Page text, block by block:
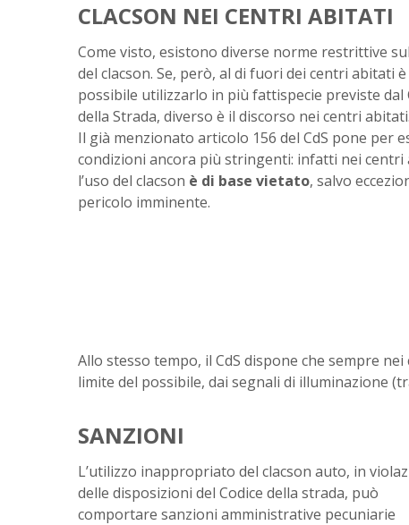
CLACSON NEI CENTRI ABITATI
Come visto, esistono diverse norme restrittive
del clacson. Se, però, al di fuori dei centri abitati è
possibile utilizzarlo in più fattispecie previste dal
della Strada, diverso è il discorso nei centri abitati.
Il già menzionato articolo 156 del CdS pone per
condizioni ancora più stringenti: infatti nei centri
l’uso del clacson è di base vietato, salvo
pericolo imminente.
Allo stesso tempo, il CdS dispone che sempre
limite del possibile, dai segnali di illuminazione
SANZIONI
L’utilizzo inappropriato del clacson auto, in
delle disposizioni del Codice della strada, può
comportare sanzioni amministrative pecuniarie